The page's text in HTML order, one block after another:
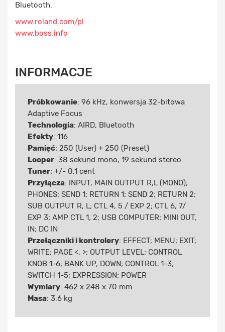
Bluetooth.
www.roland.com/pl
www.boss.info
INFORMACJE
Próbkowanie: 96 kHz, konwersja 32-bitowa
Adaptive Focus
Technologia: AIRD, Bluetooth
Efekty: 116
Pamięć: 250 (User) + 250 (Preset)
Looper: 38 sekund mono, 19 sekund stereo
Tuner: +/- 0,1 cent
Przyłącza: INPUT, MAIN OUTPUT R,L (MONO);
PHONES; SEND 1; RETURN 1; SEND 2; RETURN 2;
SUB OUTPUT R, L; CTL 4, 5 / EXP 2; CTL 6, 7/
EXP 3; AMP CTL 1, 2; USB COMPUTER; MINI OUT,
IN; DC IN
Przełączniki i kontrolery: EFFECT; MENU; EXIT;
WRITE; PAGE <, >; OUTPUT LEVEL; CONTROL
KNOB 1-6; BANK UP, DOWN; CONTROL 1-3;
SWITCH 1-5; EXPRESSION; POWER
Wymiary: 462 x 248 x 70 mm
Masa: 3,6 kg